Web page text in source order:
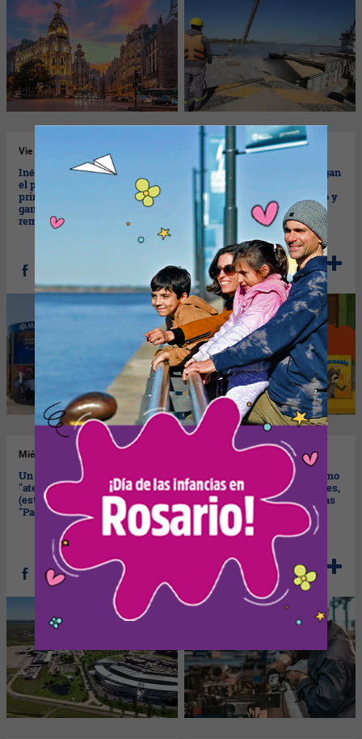
Vie 24/04/2026
Inédito: Banco Macro compró
el primer lote de soja (es la
primera entidad financiera
ganadora del tradicional
remate)
Vie 24/04/2026
McDonald´s y El Chavo llegan
a la Feria del Libro (con
espacios de lectura en vivo y
zona infantil)
Mié 22/04/2026
Un hotel con 90 habitaciones
"aterriza" frente al aeropuerto
(estará dentro del complejo
"Pasea")
20/04/2026
Las Pymes llevan su reclamo
a la Cámara (mañana, martes,
con diputados de Provincias
Unidas)